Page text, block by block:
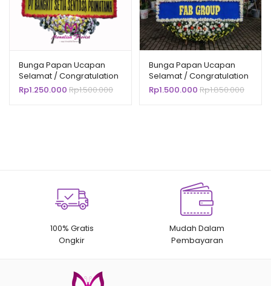
Bunga Papan Ucapan
Selamat / Congratulation
BPSL-125001
Rp1.250.000 Rp1.500.000
Bunga Papan Ucapan
Selamat / Congratulation
BPSL-15003
Rp1.500.000 Rp1.850.000
100% Gratis
Ongkir
Mudah Dalam
Pembayaran